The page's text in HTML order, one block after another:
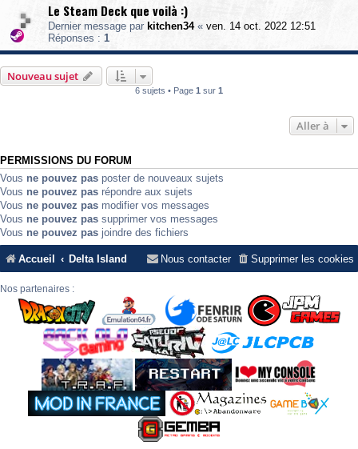
Le Steam Deck que voilà :)
Dernier message par kitchen34« ven. 14 oct. 2022 12:51
Réponses : 1
Nouveau sujet
6 sujets • Page 1 sur 1
Aller à
PERMISSIONS DU FORUM
Vous ne pouvez pas poster de nouveaux sujets
Vous ne pouvez pas répondre aux sujets
Vous ne pouvez pas modifier vos messages
Vous ne pouvez pas supprimer vos messages
Vous ne pouvez pas joindre des fichiers
Accueil Delta Island Supprimer les cookies
Nous contacter
Nos partenaires :